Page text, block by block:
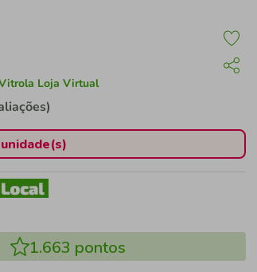
Loja Virtual
1.663 pontos